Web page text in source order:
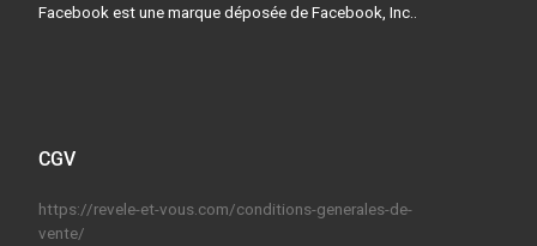
Facebook est une marque déposée de Facebook, Inc..
CGV
https://revele-et-vous.com/conditions-generales-de-
vente/